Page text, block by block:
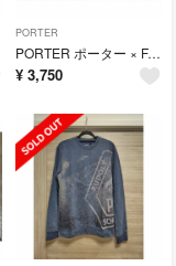
PORTER
PORTER ポーター × FAT SPORT メッシュポーチ(新品・未使用)
¥ 3,750